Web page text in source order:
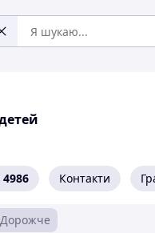
4986 Контакти
Дорожче